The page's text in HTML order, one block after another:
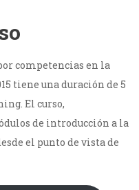
competencias en la
tiene una duración de 5
El curso,
de introducción a la
el punto de vista de